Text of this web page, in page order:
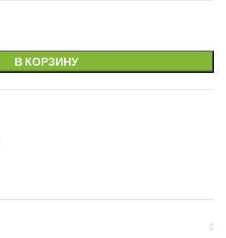
В КОРЗИНУ